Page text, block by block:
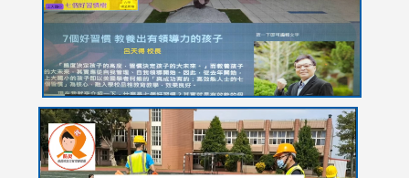
usp=sharing
link
to
https://drive.google.com/file/d/